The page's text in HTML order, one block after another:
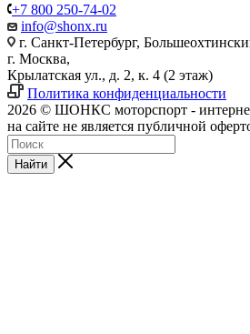
+7 800 250-74-02
info@shonx.ru
г. Санкт-Петербург,
г. Москва,
Крылатская ул., д. 2, к. 4 (2 этаж)
Политика конфиденциальности
2026 © ШОНКС моторспорт -
на сайте не является публичной
Найти